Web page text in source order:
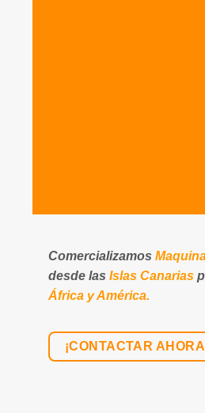
Comercializamos
desde lasIslas Canarias
África y América.
¡CONTACTAR